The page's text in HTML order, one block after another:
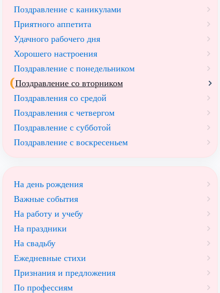
Поздравление с каникулами
Приятного аппетита
Удачного рабочего дня
Хорошего настроения
Поздравление с понедельником
Поздравление со вторником
Поздравления со средой
Поздравления с четвергом
Поздравление с субботой
Поздравление с воскресеньем
На день рождения
Важные события
На работу и учебу
На праздники
На свадьбу
Ежедневные стихи
Признания и предложения
По профессиям